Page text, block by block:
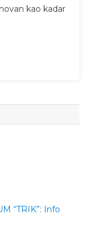
kao kadar
“TRIK”: Info